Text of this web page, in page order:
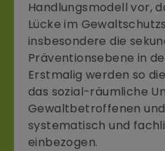
Handlungsmodell vor,
Lücke im
insbesondere die
Präventionsebene in
Erstmalig werden so
das sozial-räumliche
Gewaltbetroffenen
systematisch und
einbezogen.